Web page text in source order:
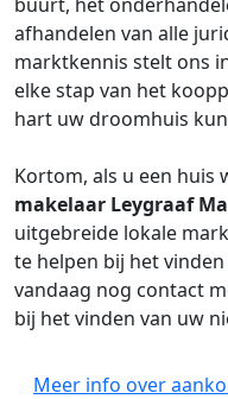
afhandelen van alle
marktkennis stelt ons
elke stap van het
hart uw droomhuis
Kortom, als u een huis
makelaar Leygraaf
uitgebreide lokale
te helpen bij het
vandaag nog contact
bij het vinden van uw
Meer info over